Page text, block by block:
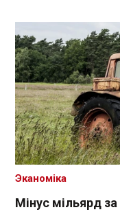
Мінус мільярд
Эканоміка